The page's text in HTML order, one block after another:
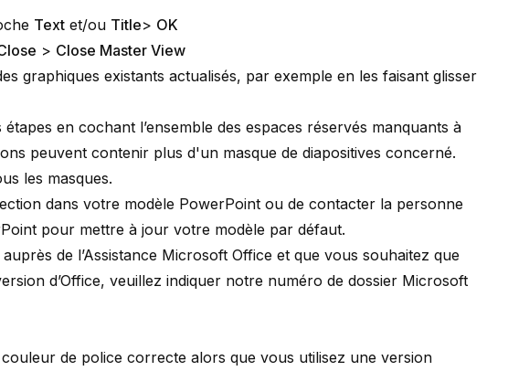
Text et/ou Title> OK
> Close Master View
graphiques existants actualisés, par exemple en les faisant glisser
en cochant l’ensemble des espaces réservés manquants à
peuvent contenir plus d'un masque de diapositives concerné.
les masques.
dans votre modèle PowerPoint ou de contacter la personne
pour mettre à jour votre modèle par défaut.
de l’Assistance Microsoft Office et que vous souhaitez que
d’Office, veuillez indiquer notre numéro de dossier Microsoft
de police correcte alors que vous utilisez une version